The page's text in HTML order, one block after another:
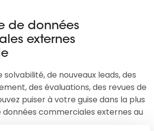
de données
externes
solvabilité, de nouveaux leads, des
des évaluations, des revues de
puiser à votre guise dans la plus
données commerciales externes au